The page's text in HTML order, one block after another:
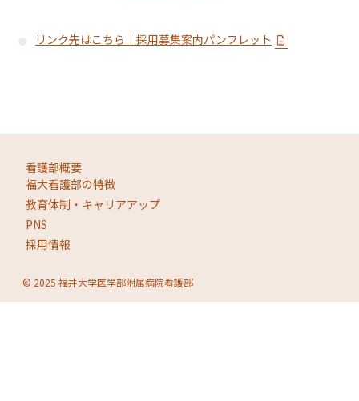
リンク先はこちら｜採用募集案内パンフレット
看護部概要
福大看護部の特徴
教育体制・キャリアアップ
PNS
採用情報
© 2025 福井大学医学部附属病院看護部